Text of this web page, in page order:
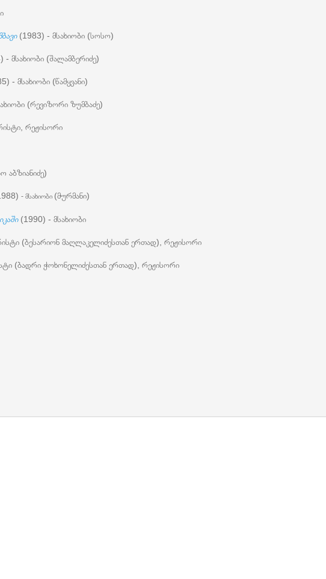
(1983) - მსახიობი (სოსო)
- მსახიობი (შალამბერიძე)
- მსახიობი (წამყვანი)
(რევიზორი ზუმბაძე)
რეჟისორი
აბზიანიძე)
- მსახიობი (მურმანი)
(1990) - მსახიობი
(ბესარიონ მაღლაკელიძესთან ერთად), რეჟისორი
(ბადრი ჭოხონელიძესთან ერთად), რეჟისორი